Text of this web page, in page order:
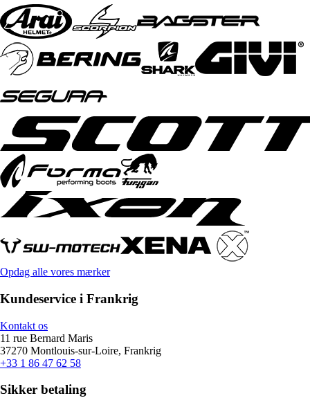
Opdag alle vores mærker
Kundeservice i Frankrig
Kontakt os
11 rue Bernard Maris
37270 Montlouis-sur-Loire, Frankrig
+33 1 86 47 62 58
Sikker betaling